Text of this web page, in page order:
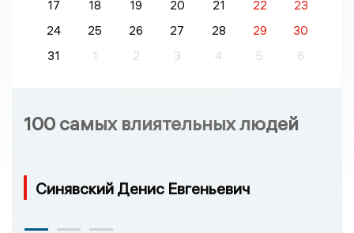
17 18 19 20 21 22
23
24
25 26 27 28 29
30
31
1 2 3 4 5 6
100 самых влиятельных людей
Синявский Денис Евгеньевич